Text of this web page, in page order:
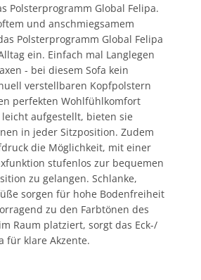
Polsterprogramm Global Felipa.
und anschmiegsamem
Polsterprogramm Global Felipa
ein. Einfach mal Langlegen
- bei diesem Sofa kein
verstellbaren Kopfpolstern
perfekten Wohlfühlkomfort
aufgestellt, bieten sie
in jeder Sitzposition. Zudem
die Möglichkeit, mit einer
stufenlos zur bequemen
zu gelangen. Schlanke,
sorgen für hohe Bodenfreiheit
zu den Farbtönen des
Raum platziert, sorgt das Eck-/
für klare Akzente.